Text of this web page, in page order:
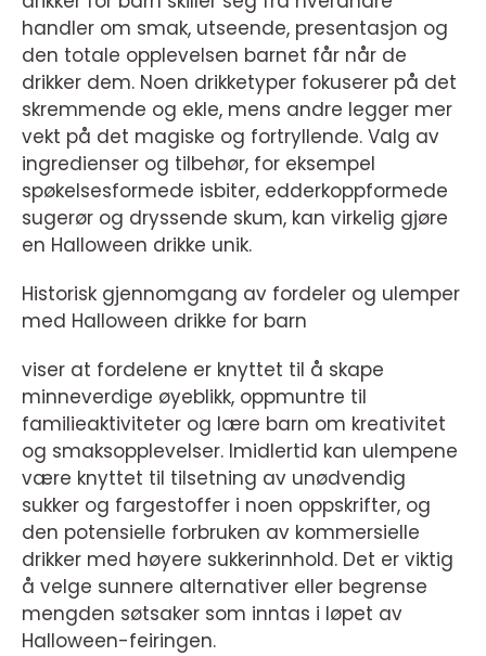
handler om smak, utseende, presentasjon og
den totale opplevelsen barnet får når de
drikker dem. Noen drikketyper fokuserer på det
skremmende og ekle, mens andre legger mer
vekt på det magiske og fortryllende. Valg av
ingredienser og tilbehør, for eksempel
spøkelsesformede isbiter, edderkoppformede
sugerør og dryssende skum, kan virkelig gjøre
en Halloween drikke unik.
Historisk gjennomgang av fordeler og ulemper
med Halloween drikke for barn
viser at fordelene er knyttet til å skape
minneverdige øyeblikk, oppmuntre til
familieaktiviteter og lære barn om kreativitet
og smaksopplevelser. Imidlertid kan ulempene
være knyttet til tilsetning av unødvendig
sukker og fargestoffer i noen oppskrifter, og
den potensielle forbruken av kommersielle
drikker med høyere sukkerinnhold. Det er viktig
å velge sunnere alternativer eller begrense
mengden søtsaker som inntas i løpet av
Halloween-feiringen.